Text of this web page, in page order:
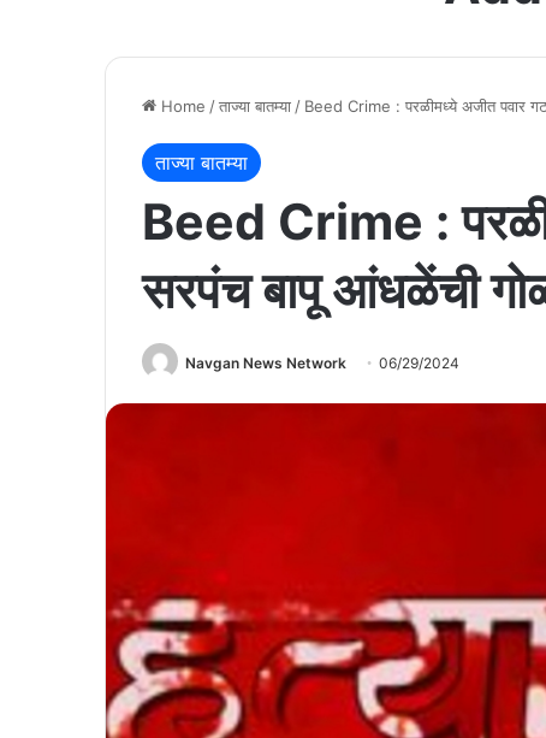
Home /ताज्या बातम्या / Beed Crime : परळीमध्ये अजीत पवार
ताज्या बातम्या
Beed Crime :
सरपंच बापू आंधळेंची
Navgan News Network 06/29/2024